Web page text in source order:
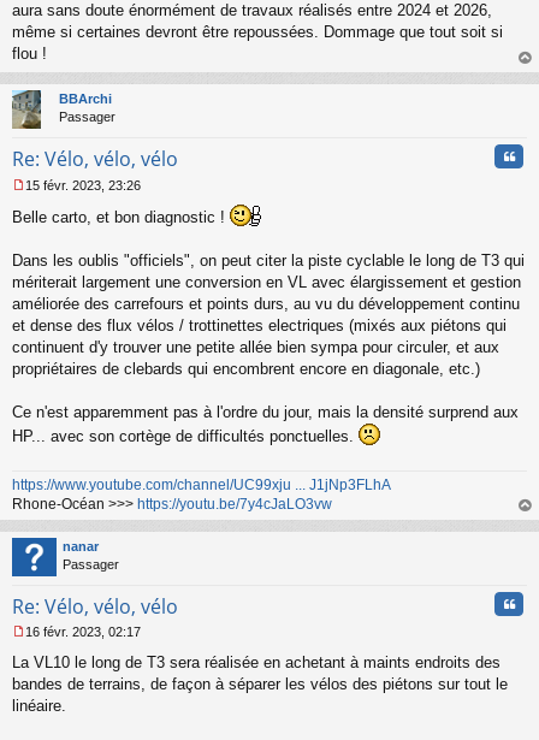
aura sans doute énormément de travaux réalisés entre 2024 et 2026,
même si certaines devront être repoussées. Dommage que tout soit si
flou !
au
BBArchi
Passager
Re: Vélo, vélo, vélo
e
a
g
e
n
o
l
15 févr. 2023, 23:26
Belle carto, et bon diagnostic !
Dans les oublis "officiels", on peut citer la piste cyclable le long de T3 qui
mériterait largement une conversion en VL avec élargissement et gestion
améliorée des carrefours et points durs, au vu du développement continu
et dense des flux vélos / trottinettes electriques (mixés aux piétons qui
continuent d'y trouver une petite allée bien sympa pour circuler, et aux
propriétaires de clebards qui encombrent encore en diagonale, etc.)
Ce n'est apparemment pas à l'ordre du jour, mais la densité surprend aux
HP... avec son cortège de difficultés ponctuelles.
https://www.youtube.com/channel/UC99xju ... J1jNp3FLhA
Rhone-Océan >>> https://youtu.be/7y4cJaLO3vw
au
nanar
Passager
Re: Vélo, vélo, vélo
e
s
s
16 févr. 2023, 02:17
La VL10 le long de T3 sera réalisée en achetant à maints endroits des
bandes de terrains, de façon à séparer les vélos des piétons sur tout le
linéaire.